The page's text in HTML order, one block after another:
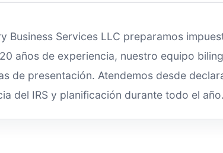
Business Services LLC preparamos
años de experiencia, nuestro equipo
de presentación. Atendemos desde
del IRS y planificación durante todo el